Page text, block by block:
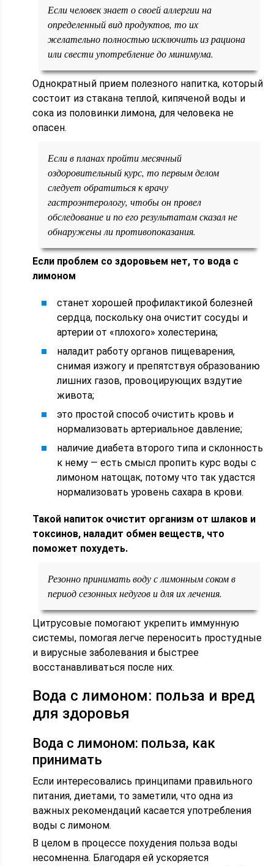
Если человек знает о своей аллергии на
определенный вид продуктов, то их
желательно полностью исключить из рациона
или свести употребление до минимума.
Однократный прием полезного напитка, который
состоит из стакана теплой, кипяченой воды и
сока из половинки лимона, для человека не
опасен.
Если в планах пройти месячный
оздоровительный курс, то первым делом
следует обратиться к врачу
гастроэнтерологу, чтобы он провел
обследование и по его результатам сказал не
обнаружены ли противопоказания.
Если проблем со здоровьем нет, то вода с
лимоном
станет хорошей профилактикой болезней
сердца, поскольку она очистит сосуды и
артерии от «плохого» холестерина;
наладит работу органов пищеварения,
снимая изжогу и препятствуя образованию
лишних газов, провоцирующих вздутие
живота;
это простой способ очистить кровь и
нормализовать артериальное давление;
наличие диабета второго типа и склонность
к нему — есть смысл пропить курс воды с
лимоном натощак, потому что так удастся
нормализовать уровень сахара в крови.
Такой напиток очистит организм от шлаков и
токсинов, наладит обмен веществ, что
поможет похудеть.
Резонно принимать воду с лимонным соком в
период сезонных недугов и для их лечения.
Цитрусовые помогают укрепить иммунную
системы, помогая легче переносить простудные
и вирусные заболевания и быстрее
восстанавливаться после них.
Вода с лимоном: польза и вред
для здоровья
Вода с лимоном: польза, как
принимать
Если интересовались принципами правильного
питания, диетами, то заметили, что одна из
важных рекомендаций касается употребления
воды с лимоном.
В целом в процессе похудения польза воды
несомненна. Благодаря ей ускоряется